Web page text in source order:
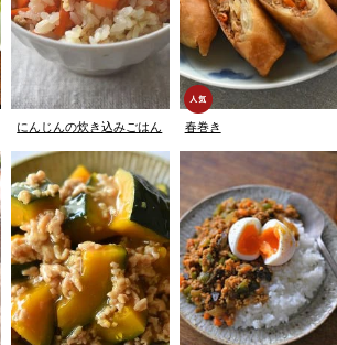
にんじんの炊き込みごはん 春巻き